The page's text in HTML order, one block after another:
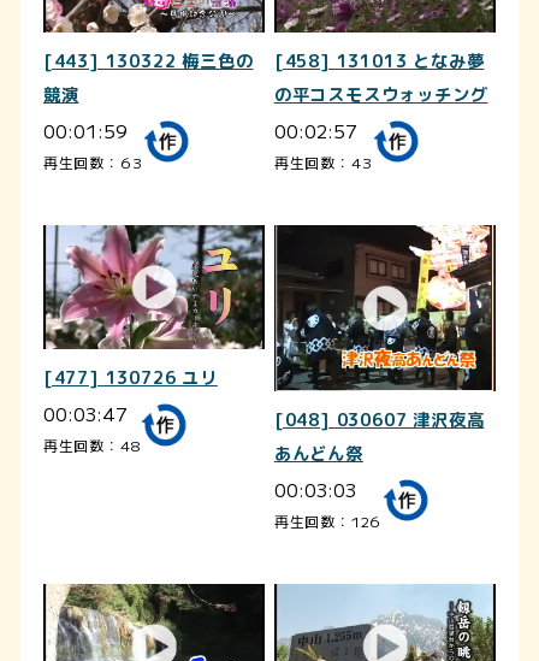
[443] 130322 梅三色の
競演
00:01:59
再生回数：63
[458] 131013 となみ夢
の平コスモスウォッチング
00:02:57
再生回数：43
[477] 130726 ユリ
00:03:47
再生回数：48
[048] 030607 津沢夜高
あんどん祭
00:03:03
再生回数：126